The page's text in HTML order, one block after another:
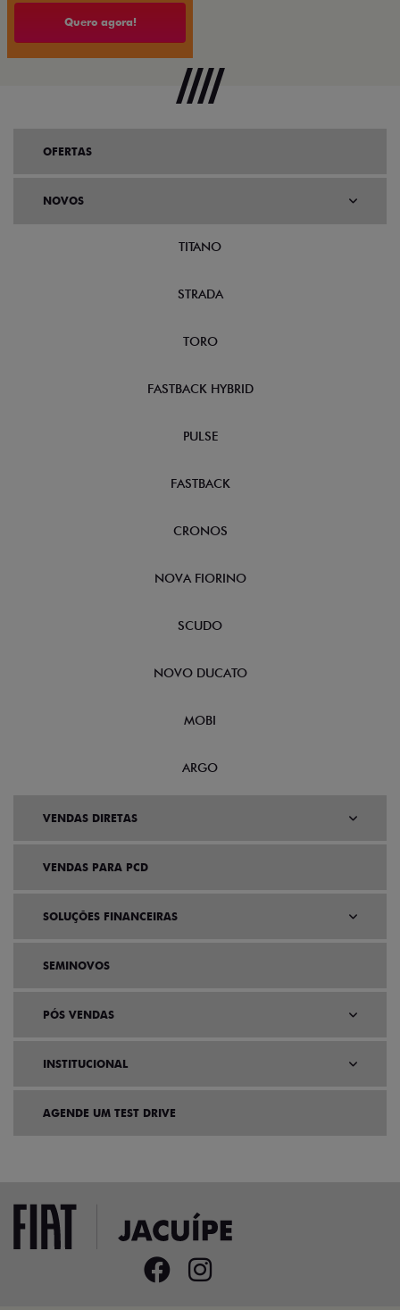
Quero agora!
OFERTAS
NOVOS
TITANO
STRADA
TORO
FASTBACK HYBRID
PULSE
FASTBACK
CRONOS
NOVA FIORINO
SCUDO
NOVO DUCATO
MOBI
ARGO
VENDAS DIRETAS
VENDAS PARA PCD
SOLUÇÕES FINANCEIRAS
SEMINOVOS
PÓS VENDAS
INSTITUCIONAL
AGENDE UM TEST DRIVE